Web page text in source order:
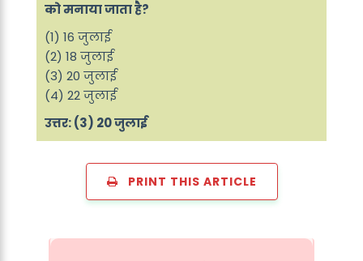
को मनाया जाता है?
(1) 16 जुलाई
(2) 18 जुलाई
(3) 20 जुलाई
(4) 22 जुलाई
उत्तर: (3) 20 जुलाई
PRINT THIS ARTICLE